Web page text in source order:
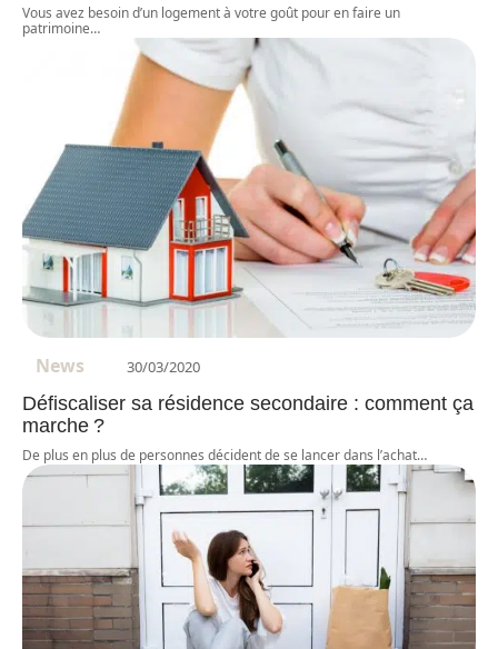
Vous avez besoin d’un logement à votre goût pour en faire un
patrimoine…
News 30/03/2020
Défiscaliser sa résidence secondaire : comment ça
marche ?
De plus en plus de personnes décident de se lancer dans l’achat…